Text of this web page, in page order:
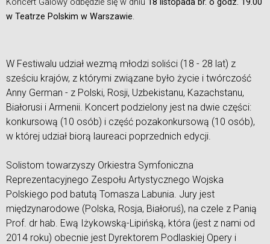
Koncert Galowy odbędzie się w dniu 18 listopada br. o godz. 19.00
w Teatrze Polskim w Warszawie.
W Festiwalu udział wezmą młodzi soliści (18 - 28 lat) z
sześciu krajów, z którymi związane było życie i twórczość
Anny German - z Polski, Rosji, Uzbekistanu, Kazachstanu,
Białorusi i Armenii. Koncert podzielony jest na dwie części:
konkursową (10 osób) i część pozakonkursową (10 osób),
w której udział biorą laureaci poprzednich edycji.
Solistom towarzyszy Orkiestra Symfoniczna
Reprezentacyjnego Zespołu Artystycznego Wojska
Polskiego pod batutą Tomasza Labunia. Jury jest
międzynarodowe (Polska, Rosja, Białoruś), na czele z Panią
Prof. dr hab. Ewą Iżykowską-Lipińską, która (jest z nami od
2014 roku) obecnie jest Dyrektorem Podlaskiej Opery i